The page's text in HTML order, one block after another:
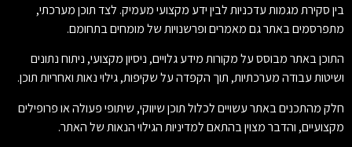
בין סקירת מגמות עדכניות לבין ידע מקצועי מעמיק. לצד תוכן מערכתי,
מתפרסמים באתר גם מאמרים ופרשנויות של מומחים בתחומם.
התוכן באתר מבוסס על מקורות מידע גלויים, ניסיון מקצועי, ניתוח נתונים
ושיטות עבודה מערכתיות, תוך הקפדה על שקיפות, גילוי נאות ואחריות תוכן.
חלק מהתכנים באתר עשויים לכלול תוכן שיווקי, שיתופי פעולה או פרופילים
מקצועיים, והדבר מצוין בהתאם למדיניות הגילוי הנאות של האתר.